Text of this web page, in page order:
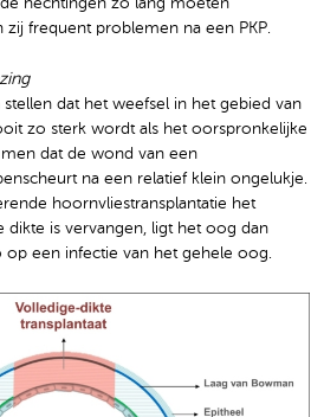
hechtingen zo lang moeten
zij frequent problemen na een PKP.
dat het weefsel in het gebied van
zo sterk wordt als het oorspronkelijke
dat de wond van een
na een relatief klein ongelukje.
hoornvliestransplantatie het
dikte is vervangen, ligt het oog dan
een infectie van het gehele oog.